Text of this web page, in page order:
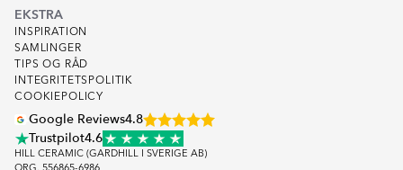
EKSTRA
INSPIRATION
SAMLINGER
TIPS OG RÅD
INTEGRITETSPOLITIK
COOKIEPOLICY
Google Reviews4.8
Trustpilot4.6
HILL CERAMIC (GARDHILL I SVERIGE AB)